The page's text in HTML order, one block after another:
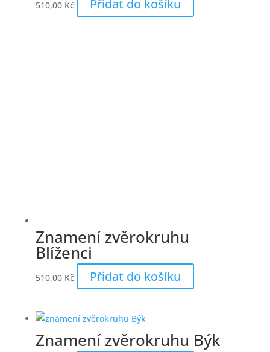
510,00 Kč Přidat do košíku
Znamení zvěrokruhu
Blíženci
510,00 Kč Přidat do košíku
Znamení zvěrokruhu Býk